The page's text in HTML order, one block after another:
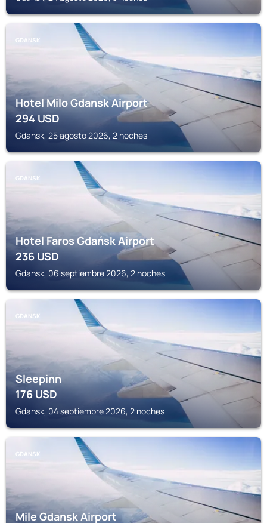
GDANSK
Hotel Milo Gdansk Airport
294USD
Gdansk, 25 agosto 2026, 2 noches
GDANSK
Hotel Faros Gdańsk Airport
236USD
Gdansk, 06 septiembre 2026, 2 noches
GDANSK
Sleepinn
176USD
Gdansk, 04 septiembre 2026, 2 noches
GDANSK
Mile Gdansk Airport